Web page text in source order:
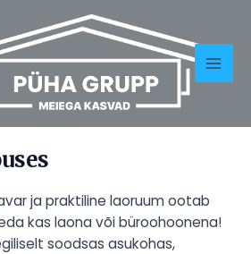
ja praktiline laoruum ootab
kas laona või büroohoonena!
soodsas asukohas,